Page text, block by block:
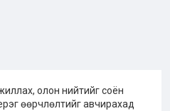
олон нийтийг соён
өөрчлөлтийг авчирахад